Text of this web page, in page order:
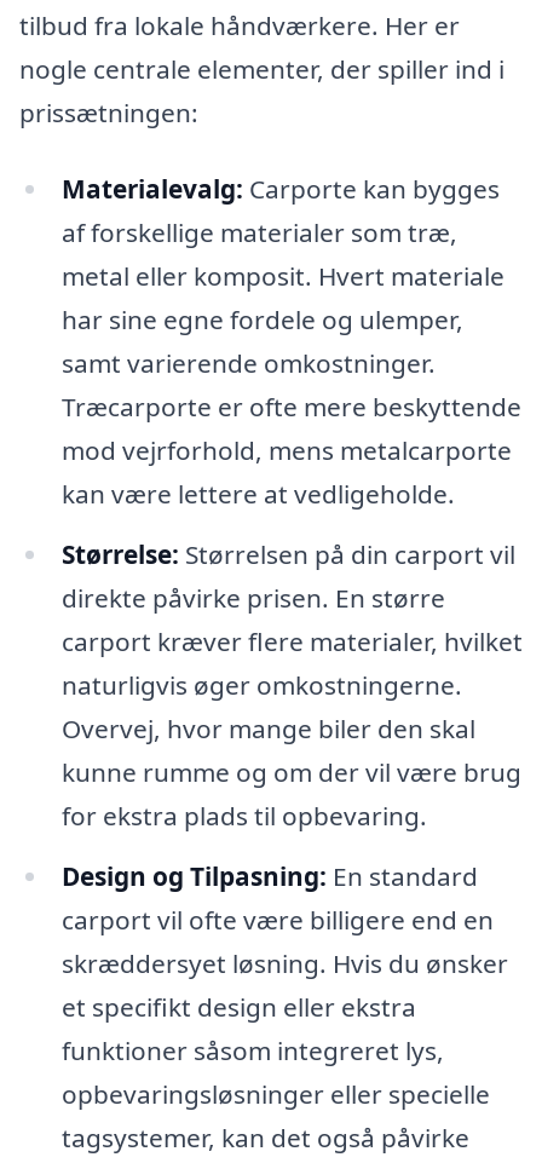
tilbud fra lokale håndværkere. Her er
nogle centrale elementer, der spiller ind i
prissætningen:
Materialevalg: Carporte kan bygges
af forskellige materialer som træ,
metal eller komposit. Hvert materiale
har sine egne fordele og ulemper,
samt varierende omkostninger.
Træcarporte er ofte mere beskyttende
mod vejrforhold, mens metalcarporte
kan være lettere at vedligeholde.
Størrelse: Størrelsen på din carport vil
direkte påvirke prisen. En større
carport kræver flere materialer, hvilket
naturligvis øger omkostningerne.
Overvej, hvor mange biler den skal
kunne rumme og om der vil være brug
for ekstra plads til opbevaring.
Design og Tilpasning: En standard
carport vil ofte være billigere end en
skræddersyet løsning. Hvis du ønsker
et specifikt design eller ekstra
funktioner såsom integreret lys,
opbevaringsløsninger eller specielle
tagsystemer, kan det også påvirke